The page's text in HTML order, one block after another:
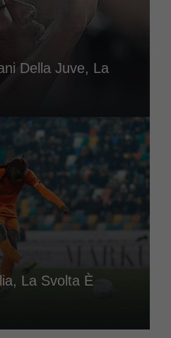
Della Juve, La
La Svolta È